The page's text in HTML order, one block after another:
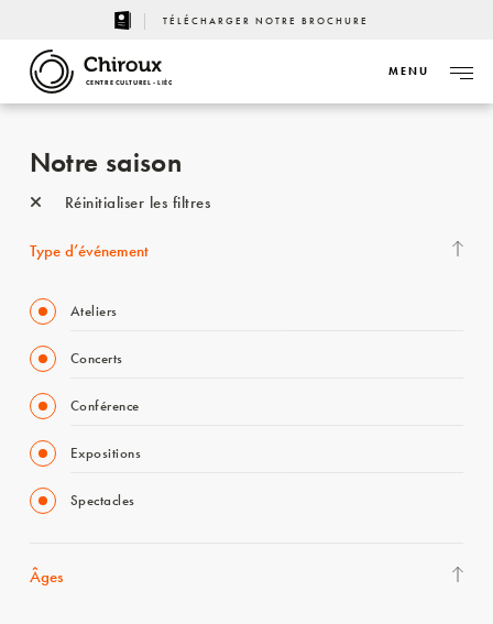
TÉLÉCHARGER NOTRE BROCHURE
CENTRE CULTUREL - LIÈGE
MENU
Notre saison
Réinitialiser les filtres
Type d’événement
Ateliers
Concerts
Conférence
Expositions
Spectacles
Âges